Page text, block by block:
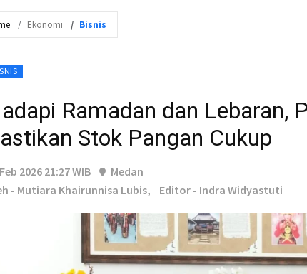
Ekonomi Bisnis
Ramadan dan Lebaran,
Stok Pangan Cukup
2026 21:27 WIB
Medan
- Mutiara Khairunnisa Lubis,
Editor - Indra Widyastuti